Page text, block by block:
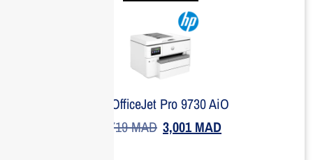
HP OfficeJet Pro 9730 AiO
3,719MAD 3,001MAD